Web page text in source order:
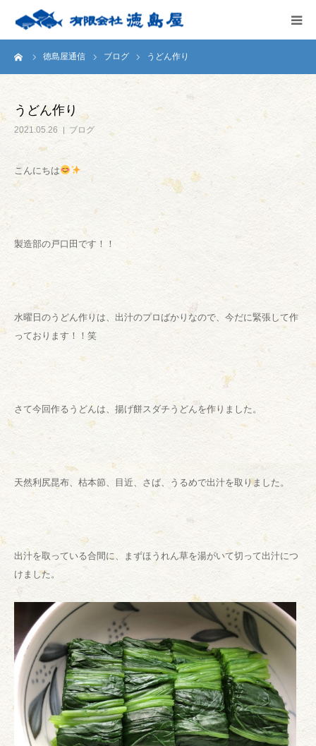
徳島屋通信 ブログ うどん作り
うどん作り
2021.05.26 ブログ
こんにちは
製造部の戸口田です！！
水曜日のうどん作りは、出汁のプロばかりなので、今だに緊張して作
っております！！笑
さて今回作るうどんは、揚げ餅スダチうどんを作りました。
天然利尻昆布、枯本節、目近、さば、うるめで出汁を取りました。
出汁を取っている合間に、まずほうれん草を湯がいて切って出汁につ
けました。
HOME